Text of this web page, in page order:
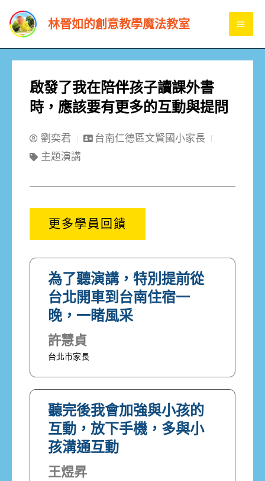
主
林晉如的創意教學魔法教室
啟發了我在陪伴孩子讀課外書
時，應該要有更多的互動與提問
劉奕君
台南仁德區文賢國小家長
主題演講
更多學員回饋
為了聽演講，特別提前從
台北開車到台南住宿一
晚，一睹風采
許慧貞
台北市家長
聽完後我會加強與小孩的
互動，放下手機，多與小
孩溝通互動
王煜昇